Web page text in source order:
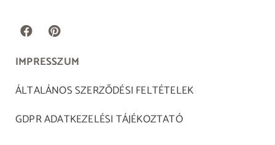
IMPRESSZUM
ÁLTALÁNOS SZERZŐDÉSI FELTÉTELEK
GDPR ADATKEZELÉSI TÁJÉKOZTATÓ